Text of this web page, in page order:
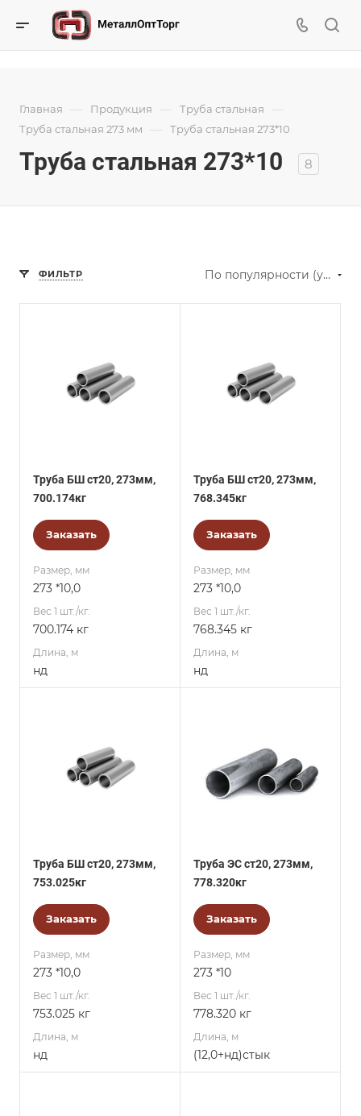
Главная — Продукция — Труба стальная —
Труба стальная 273 мм — Труба стальная 273*10
Труба стальная 273*10 8
ФИЛЬТР По популярности (убывание)
Труба БШ ст20, 273мм,
700.174кг
Заказать
Размер, мм
273 *10,0
Вес 1 шт./кг.
700.174 кг
Длина, м
нд
Труба БШ ст20, 273мм,
768.345кг
Заказать
Размер, мм
273 *10,0
Вес 1 шт./кг.
768.345 кг
Длина, м
нд
Труба БШ ст20, 273мм,
753.025кг
Заказать
Размер, мм
273 *10,0
Вес 1 шт./кг.
753.025 кг
Длина, м
нд
Труба ЭС ст20, 273мм,
778.320кг
Заказать
Размер, мм
273 *10
Вес 1 шт./кг.
778.320 кг
Длина, м
(12,0+нд)стык